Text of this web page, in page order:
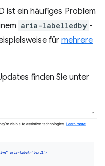
ist ein häufiges Problem
aria-labelledby -
für mehrere
finden Sie unter